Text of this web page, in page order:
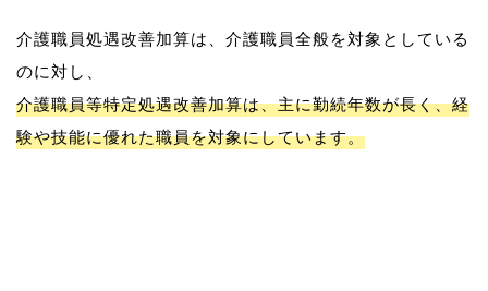
介護職員処遇改善加算は、介護職員全般を対象としている
介護職員等特定処遇改善加算は、主に勤続年数が長く、経
験や技能に優れた職員を対象にしています。